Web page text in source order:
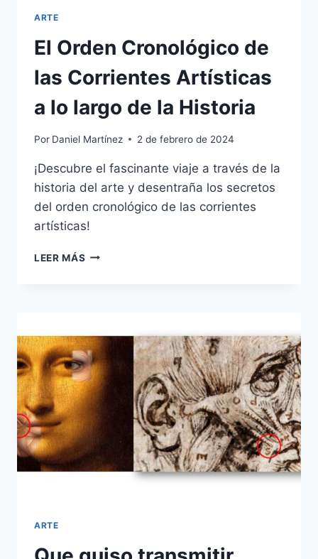
ARTE
El Orden Cronológico de
las Corrientes Artísticas
a lo largo de la Historia
Por Daniel Martínez 2 de febrero de 2024
¡Descubre el fascinante viaje a través de la
historia del arte y desentraña los secretos
del orden cronológico de las corrientes
artísticas!
LEER MÁS EL
ARTÍSTICAS
A
LO
LARGO
DE
HISTORIA
ARTE